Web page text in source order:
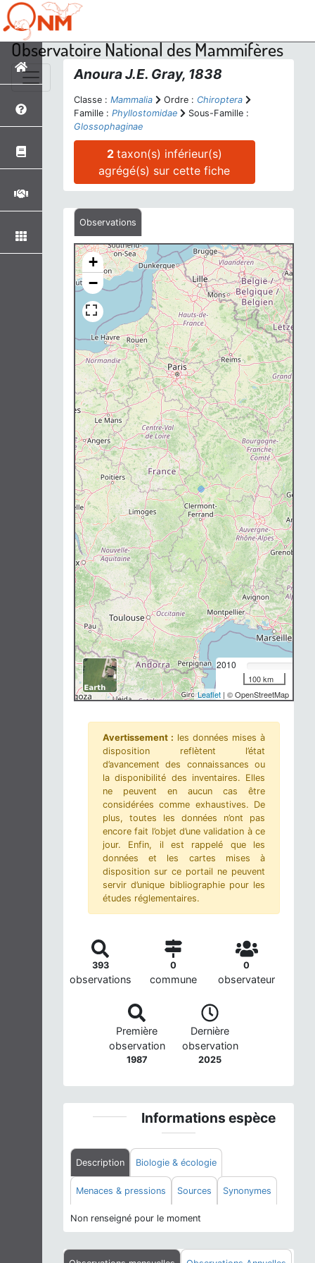
Observatoire National des Mammifères
AnouraJ.E. Gray, 1838
Classe : Mammalia Ordre : Chiroptera
Famille : Phyllostomidae
Sous-Famille :
Glossophaginae
2 taxon(s) inférieur(s)
agrégé(s) sur cette fiche
Observations
Chargement...
+
−
2010
100 km
Leaflet | © OpenStreetMap
Avertissement : les données mises à
disposition reflètent l’état
d’avancement des connaissances ou
la disponibilité des inventaires. Elles
ne peuvent en aucun cas être
considérées comme exhaustives. De
plus, toutes les données n’ont pas
encore fait l’objet d’une validation à ce
jour. Enfin, il est rappelé que les
données et les cartes mises à
disposition sur ce portail ne peuvent
servir d’unique bibliographie pour les
études réglementaires.
393
observations
0
commune
0
observateur
Première
observation
1987
Dernière
observation
2025
Informations espèce
Description Biologie & écologie
Menaces & pressions Sources Synonymes
Non renseigné pour le moment